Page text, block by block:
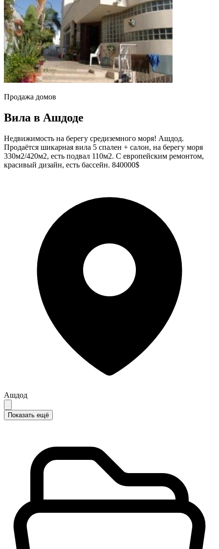
Продажа домов
Вила в Ашдоде
Недвижимость на берегу средиземного моря! Ашдод.
Продаётся шикарная вила 5 спален + салон, на берегу моря
330м2/420м2, есть подвал 110м2. С европейским ремонтом,
красивый дизайн, есть бассейн. 840000$
Ашдод
Показать ещё